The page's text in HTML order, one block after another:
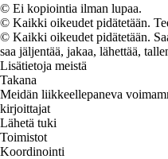
© Ei kopiointia ilman lupaa.
© Kaikki oikeudet pidätetään.
© Kaikki oikeudet pidätetään.
saa jäljentää, jakaa, lähettää,
Lisätietoja meistä
Takana
Meidän liikkeellepaneva
kirjoittajat
Lähetä tuki
Toimistot
Koordinointi